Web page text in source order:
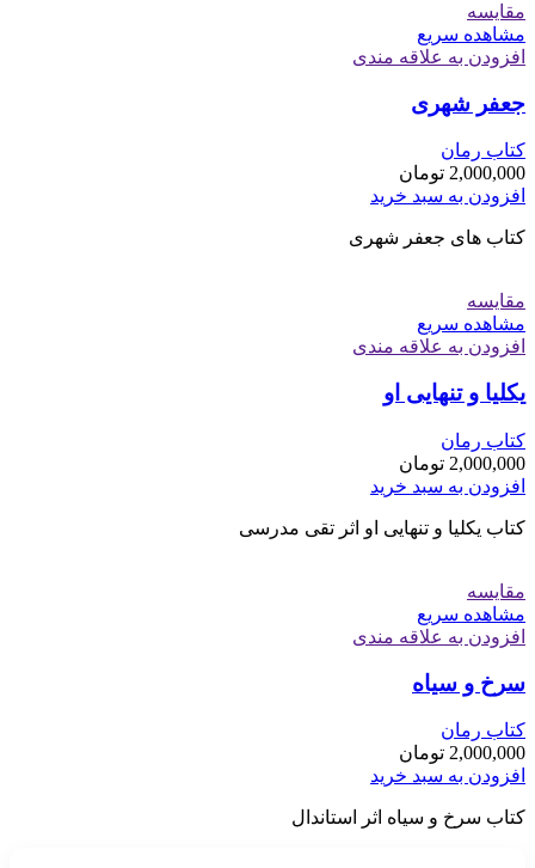
مقایسه
مشاهده سریع
افزودن به علاقه مندی
جعفر شهری
کتاب رمان
2,000,000 تومان
افزودن به سبد خرید
کتاب های جعفر شهری
مقایسه
مشاهده سریع
افزودن به علاقه مندی
یکلیا و تنهایی او
کتاب رمان
2,000,000 تومان
افزودن به سبد خرید
کتاب یکلیا و تنهایی او اثر تقی مدرسی
مقایسه
مشاهده سریع
افزودن به علاقه مندی
سرخ و سیاه
کتاب رمان
2,000,000 تومان
افزودن به سبد خرید
کتاب سرخ و سیاه اثر استاندال